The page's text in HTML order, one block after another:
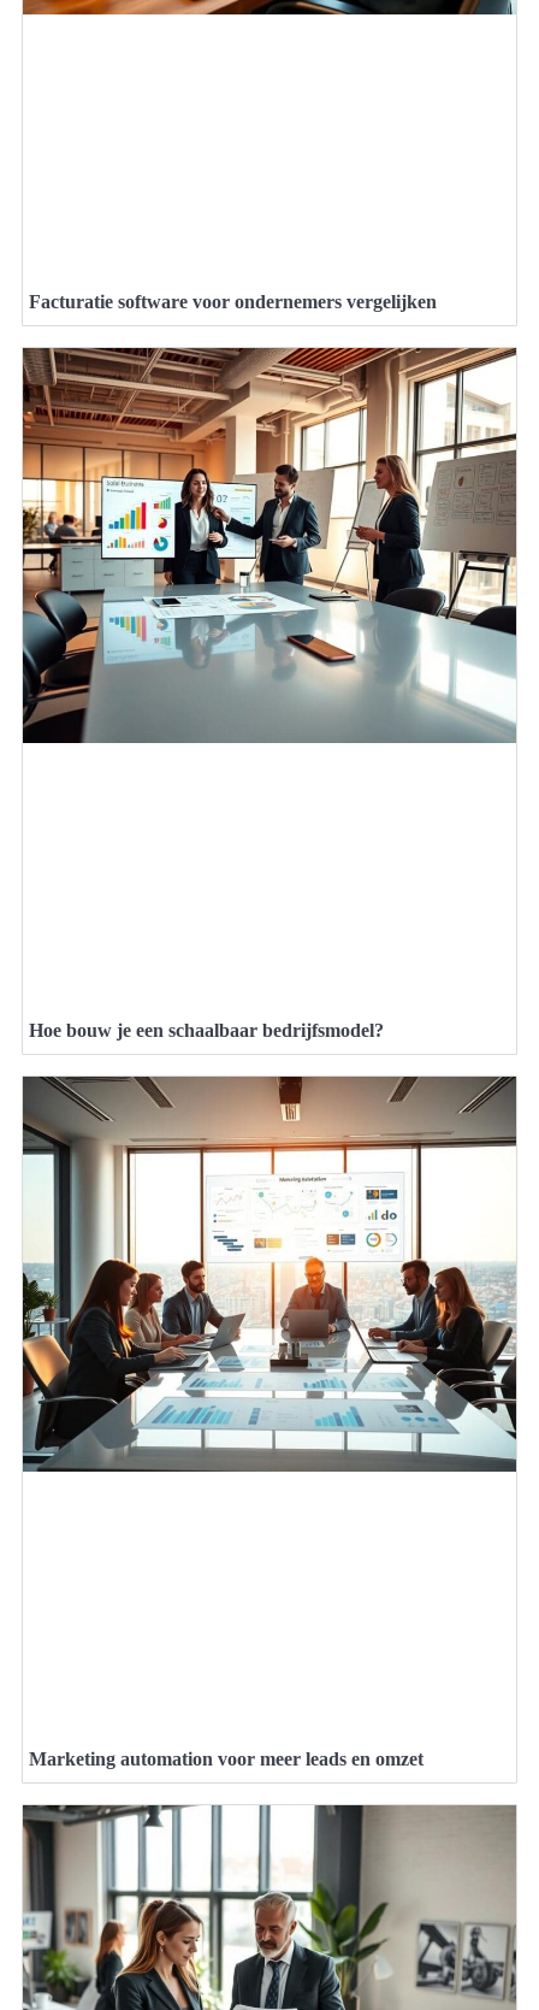
Facturatie software voor ondernemers vergelijken
Hoe bouw je een schaalbaar bedrijfsmodel?
Marketing automation voor meer leads en omzet